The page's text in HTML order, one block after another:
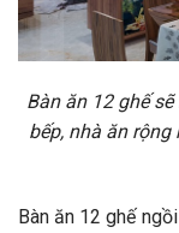
Bàn ăn 12 ghế
bếp, nhà ăn
Bàn ăn 12 ghế